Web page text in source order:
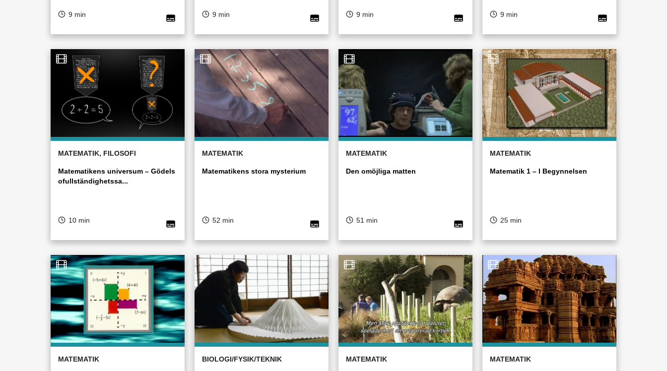
9 min 9 min 9 min 9 min
MATEMATIK, FILOSOFI
Matematikens universum – Gödels
ofullständighetssa...
10 min
MATEMATIK
Matematikens stora mysterium
52 min
MATEMATIK
Den omöjliga matten
51 min
MATEMATIK
Matematik 1 – I Begynnelsen
25 min
MATEMATIK BIOLOGI/FYSIK/TEKNIK MATEMATIK MATEMATIK